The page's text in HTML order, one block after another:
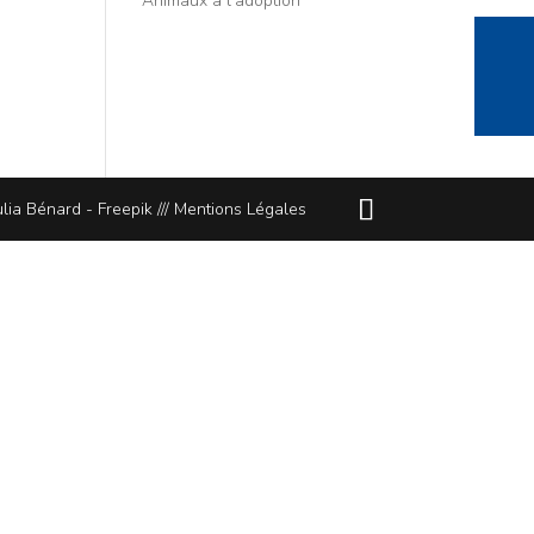
Bénard - Freepik /// Mentions Légales